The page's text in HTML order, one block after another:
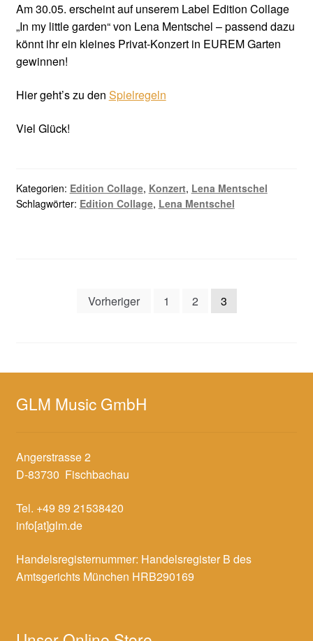
Am 30.05. erscheint auf unserem Label Edition Collage
„In my little garden“ von Lena Mentschel – passend dazu
könnt ihr ein kleines Privat-Konzert in EUREM Garten
gewinnen!
Hier geht’s zu den Spielregeln
Viel Glück!
Kategorien: Edition Collage, Konzert, Lena Mentschel
Schlagwörter: Edition Collage, Lena Mentschel
Seitennummerierung
Vorheriger 1 2 3
GLM Music GmbH
Angerstrasse 2
D-83730 Fischbachau
Tel. +49 89 21538420
info[at]glm.de
Handelsregisternummer: Handelsregister B des
Amtsgerichts München HRB290169